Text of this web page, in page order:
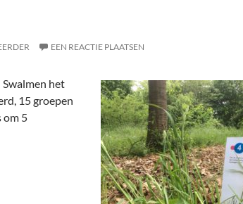
EEN REACTIE PLAATSEN
het
15 groepen
om 5